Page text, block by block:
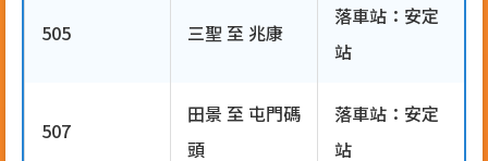
505 三聖 至 兆康
落車站：安定
站
507
田景 至 屯門碼
頭
落車站：安定
站